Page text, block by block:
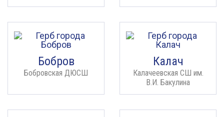
Бобров
Бобровская ДЮСШ
Калач
Калачеевская СШ им.
В.И. Бакулина